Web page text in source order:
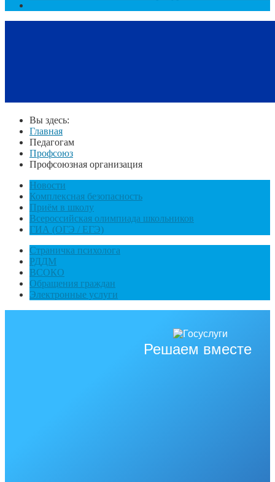
Вы здесь:
Главная
Педагогам
Профсоюз
Профсоюзная организация
Новости
Комплексная безопасность
Приём в школу
Всероссийская олимпиада школьников
ГИА (ОГЭ / ЕГЭ)
Страничка психолога
РДДМ
ВСОКО
Обращения граждан
Электронные услуги
Решаем вместе